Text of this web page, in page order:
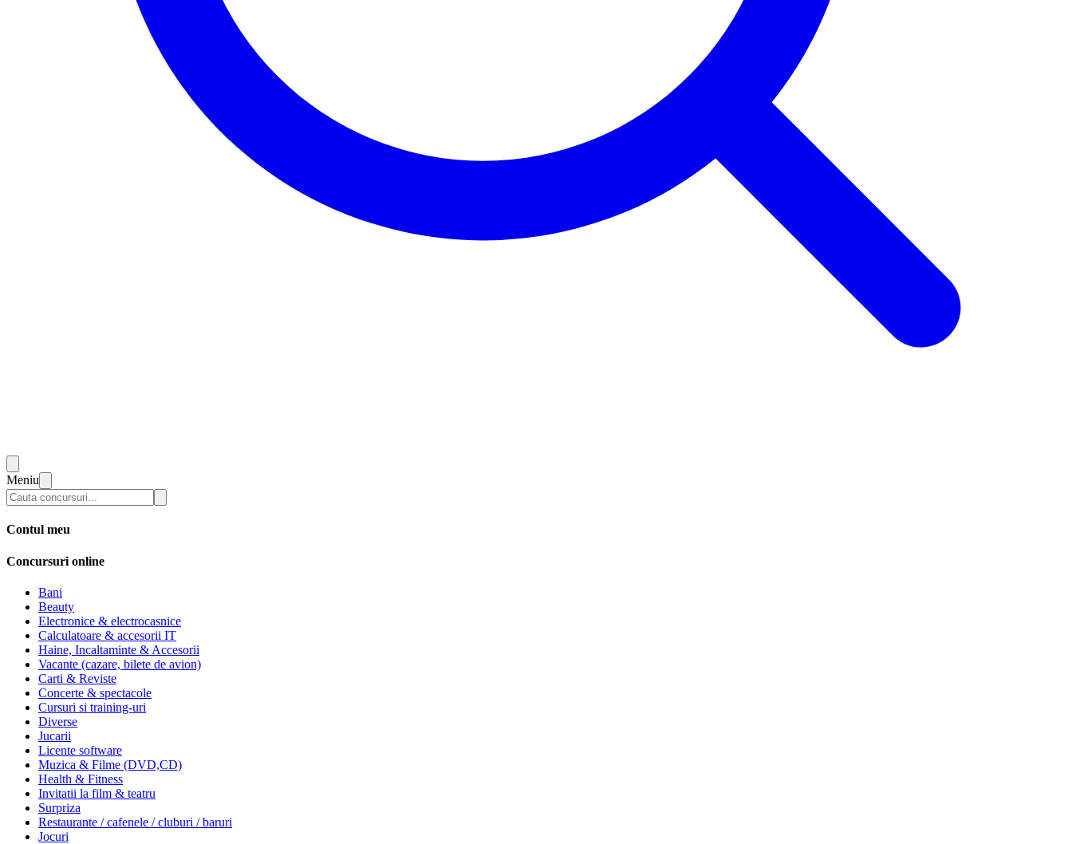
Meniu
Contul meu
Concursuri online
Bani
Beauty
Electronice & electrocasnice
Calculatoare & accesorii IT
Haine, Incaltaminte & Accesorii
Vacante (cazare, bilete de avion)
Carti & Reviste
Concerte & spectacole
Cursuri si training-uri
Diverse
Jucarii
Licente software
Muzica & Filme (DVD,CD)
Health & Fitness
Invitatii la film & teatru
Surpriza
Restaurante / cafenele / cluburi / baruri
Jocuri